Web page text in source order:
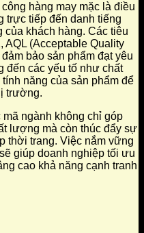
hàng may mặc là điều
trực tiếp đến danh tiếng
khách hàng. Các tiêu
(Acceptable Quality
bảo sản phẩm đạt yêu
đến các yếu tố như chất
năng của sản phẩm để
trường.
ngành không chỉ góp
lượng mà còn thúc đẩy sự
thời trang. Việc nắm vững
giúp doanh nghiệp tối ưu
cao khả năng cạnh tranh